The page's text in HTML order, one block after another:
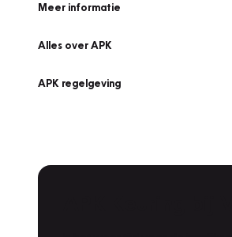
Meer informatie
Alles over APK
APK regelgeving